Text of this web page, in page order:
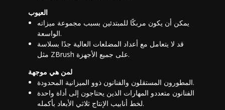
العيوب
يمكن أن يكون مربكًا للمبتدئين بسبب مجموعة ميزاته
الواسعة.
قد لا يتعامل مع أعداد المضلعات العالية جدًا بسلاسة
مثل ZBrush على جميع الأجهزة.
لمن هي موجهة
المطورون المستقلون والفنانون ذوو الميزانية المحدودة.
الفنانون متعددو المهارات الذين يحتاجون إلى أداة واحدة
لخط أنابيب الإنتاج ثلاثي الأبعاد بأكمله.